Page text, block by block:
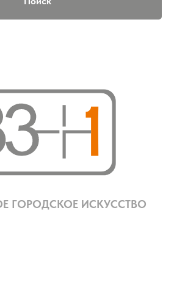
ГОРОДСКОЕ ИСКУССТВО